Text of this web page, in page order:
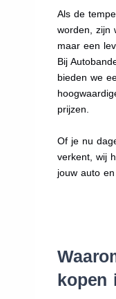
Als de
worden, zijn
maar een
Bij
bieden we
prijzen.
Of je nu
verkent, wij
jouw auto en
kopen